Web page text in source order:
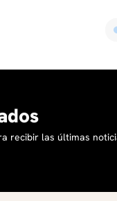
recibir las últimas